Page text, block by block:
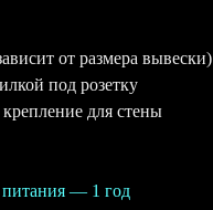
от размера вывески)
под розетку
для стены
питания — 1 год